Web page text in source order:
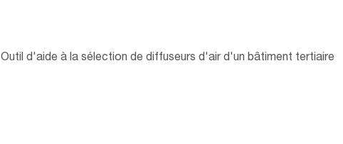
Outil d'aide à la sélection de diffuseurs d'air d'un bâtiment tertiaire